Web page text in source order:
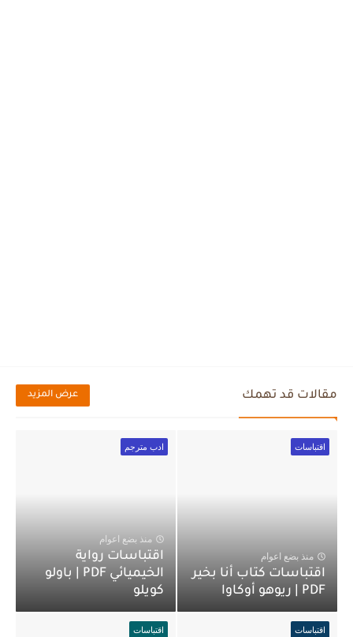
مقالات قد تهمك عرض المزيد
اقتباسات
منذ بضع اعوام
اقتباسات كتاب أنا بخير
PDF | ريوهو أوكاوا
ادب مترجم
منذ بضع اعوام
اقتباسات رواية
الخيميائي PDF | باولو
كويلو
اقتباسات اقتباسات